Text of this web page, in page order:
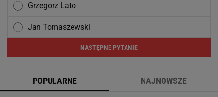
Grzegorz Lato
Jan Tomaszewski
NASTĘPNE PYTANIE
POPULARNE NAJNOWSZE